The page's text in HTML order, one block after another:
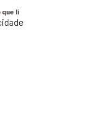
li